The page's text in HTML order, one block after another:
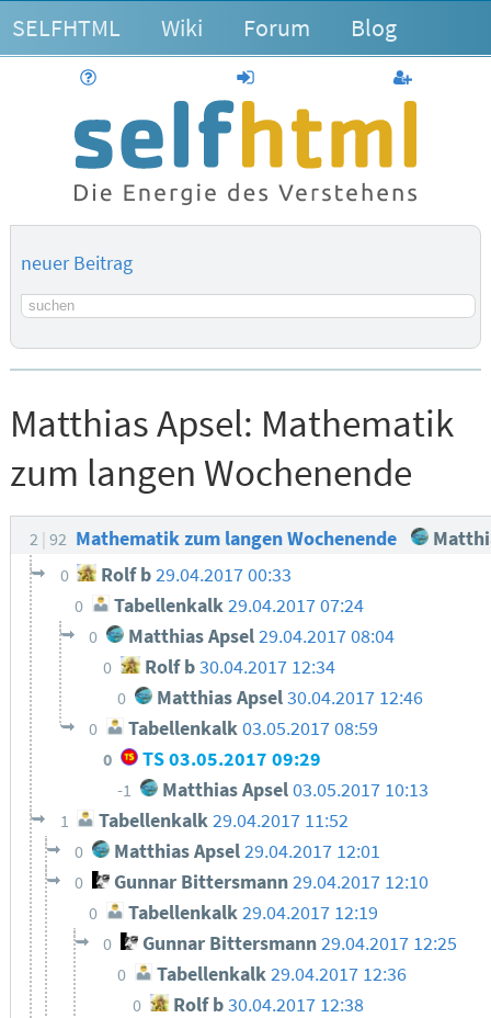
SELFHTML Wiki Forum Blog
anmelden
neuer Beitrag
Suchbegriff
Matthias Apsel: Mathematik
zum langen Wochenende
2 92 Mathematik zum langen Wochenende
0 Rolf b29.04.2017 00:33
0 Tabellenkalk 29.04.2017 07:24
0 Matthias Apsel29.04.2017 08:04
0 Rolf b30.04.2017 12:34
0 Matthias Apsel30.04.2017 12:46
0 Tabellenkalk03.05.2017 08:59
0 TS03.05.2017 09:29
-1 Matthias Apsel03.05.2017 10:13
1 Tabellenkalk29.04.2017 11:52
0 Matthias Apsel 29.04.2017 12:01
0 Gunnar Bittersmann 29.04.2017 12:10
0 Tabellenkalk29.04.2017 12:19
0 Gunnar Bittersmann29.04.2017 12:25
0 Tabellenkalk29.04.2017 12:36
0 Rolf b30.04.2017 12:38